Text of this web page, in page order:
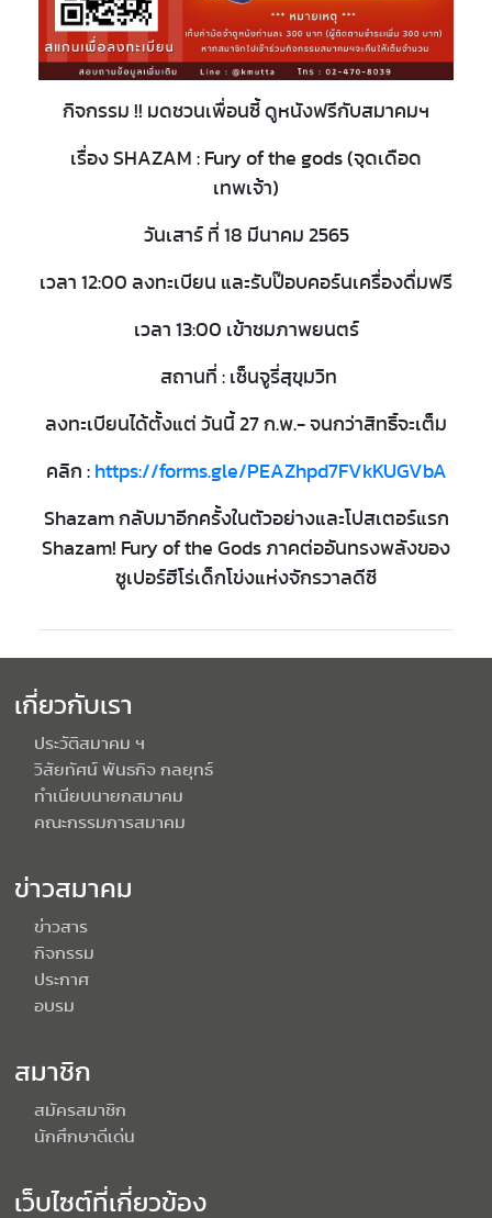
กิจกรรม !! มดชวนเพื่อนซี้ ดูหนังฟรีกับสมาคมฯ
เรื่อง SHAZAM : Fury of the gods (จุดเดือด
เทพเจ้า)
วันเสาร์ ที่ 18 มีนาคม 2565
เวลา 12:00 ลงทะเบียน และรับป๊อบคอร์นเครื่องดื่มฟรี
เวลา 13:00 เข้าชมภาพยนตร์
สถานที่ : เซ็นจูรี่สุขุมวิท
ลงทะเบียนได้ตั้งแต่ วันนี้ 27 ก.พ.- จนกว่าสิทธิ์จะเต็ม
คลิก : https://forms.gle/PEAZhpd7FVkKUGVbA
Shazam กลับมาอีกครั้งในตัวอย่างและโปสเตอร์แรก
Shazam! Fury of the Gods ภาคต่ออันทรงพลังของ
ซูเปอร์ฮีโร่เด็กโข่งแห่งจักรวาลดีซี
เกี่ยวกับเรา
ประวัติสมาคม ฯ
วิสัยทัศน์ พันธกิจ กลยุทธ์
ทำเนียบนายกสมาคม
คณะกรรมการสมาคม
ข่าวสมาคม
ข่าวสาร
กิจกรรม
ประกาศ
อบรม
สมาชิก
สมัครสมาชิก
นักศึกษาดีเด่น
เว็บไซต์ที่เกี่ยวข้อง